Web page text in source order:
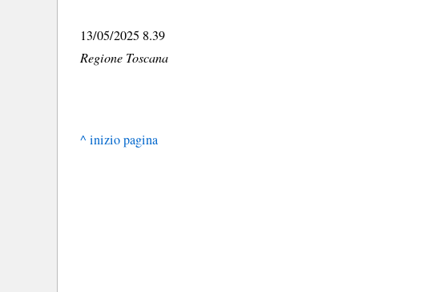
13/05/2025 8.39
Regione Toscana
^ inizio pagina